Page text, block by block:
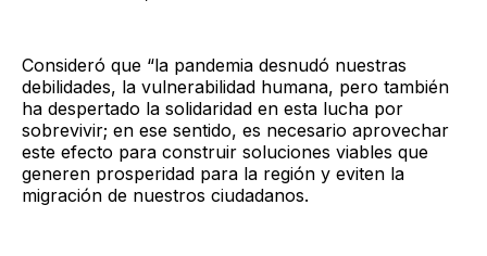
Consideró que “la pandemia desnudó nuestras
debilidades, la vulnerabilidad humana, pero también
ha despertado la solidaridad en esta lucha por
sobrevivir; en ese sentido, es necesario aprovechar
este efecto para construir soluciones viables que
generen prosperidad para la región y eviten la
migración de nuestros ciudadanos.